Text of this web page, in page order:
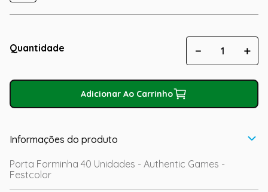
Quantidade ＋
－
Adicionar Ao Carrinho
Informações do produto
Porta Forminha 40 Unidades - Authentic Games -
Festcolor